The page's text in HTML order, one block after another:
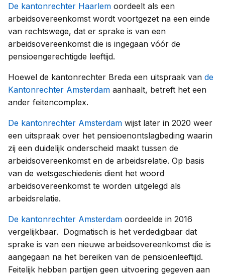
De kantonrechter Haarlem oordeelt als een
arbeidsovereenkomst wordt voortgezet na een einde
van rechtswege, dat er sprake is van een
arbeidsovereenkomst die is ingegaan vóór de
pensioengerechtigde leeftijd.
Hoewel de kantonrechter Breda een uitspraak van de
Kantonrechter Amsterdam aanhaalt, betreft het een
ander feitencomplex.
De kantonrechter Amsterdam wijst later in 2020 weer
een uitspraak over het pensioenontslagbeding waarin
zij een duidelijk onderscheid maakt tussen de
arbeidsovereenkomst en de arbeidsrelatie. Op basis
van de wetsgeschiedenis dient het woord
arbeidsovereenkomst te worden uitgelegd als
arbeidsrelatie.
De kantonrechter Amsterdam oordeelde in 2016
vergelijkbaar. Dogmatisch is het verdedigbaar dat
sprake is van een nieuwe arbeidsovereenkomst die is
aangegaan na het bereiken van de pensioenleeftijd.
Feitelijk hebben partijen geen uitvoering gegeven aan